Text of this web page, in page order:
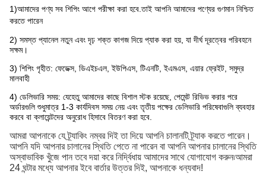
1)আমাদের পণ্য সব শিপিং আগে পরীক্ষা করা হবে.তাই আপনি আমাদের পণ্যের গুণমান নিশ্চিত
করতে পারেন
2) সমস্ত প্যানেল নতুন এবং দৃঢ় শক্ত কাগজ দিয়ে প্যাক করা হয়, যা দীর্ঘ দূরত্বের পরিবহনে
সক্ষম।
3) শিপিং গৃহীত: ফেডেক্স, ডিএইচএল, ইউপিএস, টিএনটি, ইএমএস, এয়ার ফ্রেইট, সমুদ্র
মালবাহী
4) ডেলিভারি সময়: যেহেতু আমাদের কাছে বিশাল স্টক রয়েছে, পেমেন্ট রিভিভ করার পরে
অর্ডারগুলি শুধুমাত্র 1-3 কার্যদিবস সময় নেয় এবং তৃতীয় পক্ষের ডেলিভারি পরিষেবাগুলি ব্যবহার
করবে বা ক্লায়েন্টদের অনুরোধ হিসাবে বিতরণ করা হবে
আমরা আপনাকে যে ট্র্যাকিং নম্বর দিই তা দিয়ে আপনি চালানটি ট্র্যাক করতে পারেন।
আপনি যদি আপনার চালানের স্থিতি পেতে না পারেন বা আপনি আপনার চালানের স্থিতি
অস্বাভাবিক খুঁজে পান তবে দয়া করে নির্দ্বিধায় আমাদের সাথে যোগাযোগ করুন৷আমরা
24 ঘন্টার মধ্যে আপনার ইবে বার্তার উত্তর দিই, আপনাকে ধন্যবাদ!